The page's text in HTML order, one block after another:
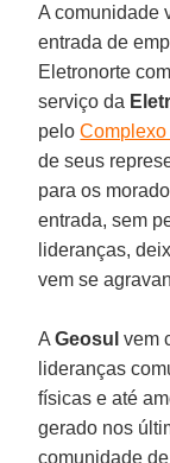
A comunidade
entrada de
Eletronorte
serviço da
pelo
de seus
para os
entrada, sem
lideranças,
vem se
AGeosulvem
lideranças
físicas e até
gerado nos
comunidade